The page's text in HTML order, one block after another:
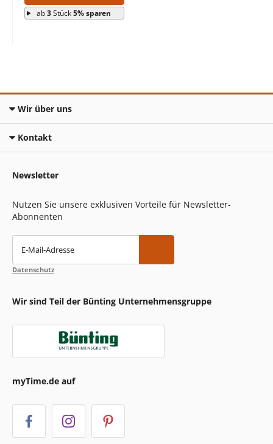
ab3Stück5% sparen
Wir über uns
Kontakt
Newsletter
Nutzen Sie unsere exklusiven Vorteile für Newsletter-
Abonnenten
E-Mail-Adresse
Datenschutz
Wir sind Teil der Bünting Unternehmensgruppe
myTime.de auf